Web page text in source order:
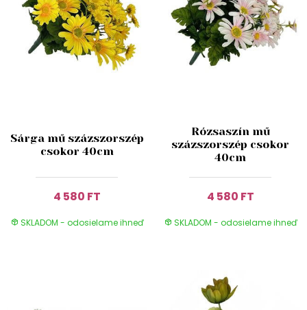
Sárga mű százszorszép
csokor 40cm
4 580 FT
SKLADOM - odosielame ihneď
Rózsaszín mű
százszorszép csokor
40cm
4 580 FT
SKLADOM - odosielame ihneď